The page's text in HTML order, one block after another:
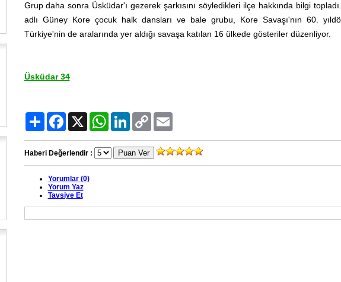
Grup daha sonra Üsküdar'ı gezerek şarkısını söyledikleri ilçe hakkında bilgi topladı.
adlı Güney Kore çocuk halk dansları ve bale grubu, Kore Savaşı'nın 60.
Türkiye'nin de aralarında yer aldığı savaşa katılan 16 ülkede gösteriler düzenliyor.
Üsküdar 34
Paylaş Facebook WhatsAppLinkedInCopy
Link
Haberi Değerlendir :
Yorumlar (0)
Yorum Yaz
Tavsiye Et